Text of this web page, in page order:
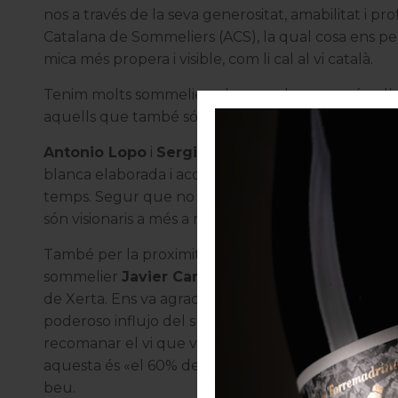
nos a través de la seva generositat, amabilitat i
Catalana de Sommeliers(ACS), la qual cosa ens
mica més propera i visible, com li cal al vi català.
Tenim molts sommeliers de capçalera que són
aquells que també són savis i són molt propers al
Antonio Lopo i Sergi Figueras , l’equip de
blanca elaborada i acollida en bótes d’acàcia.
temps. Segur que no serà ni el primer ni l’últim
són visionaris a més a més de bones persones.
També per la proximitat, per la calidesa, pel
sommelier Javier Campo , amb qui hem
de Xerta. Ens va agradar molt llegir-lo fa uns
poderoso influjo del sumiller
«. Campo estudia
recomanar el vi que vol qui el visita. Ens agrada
aquesta és «el 60% de l’èxit del restaurant». És
beu.